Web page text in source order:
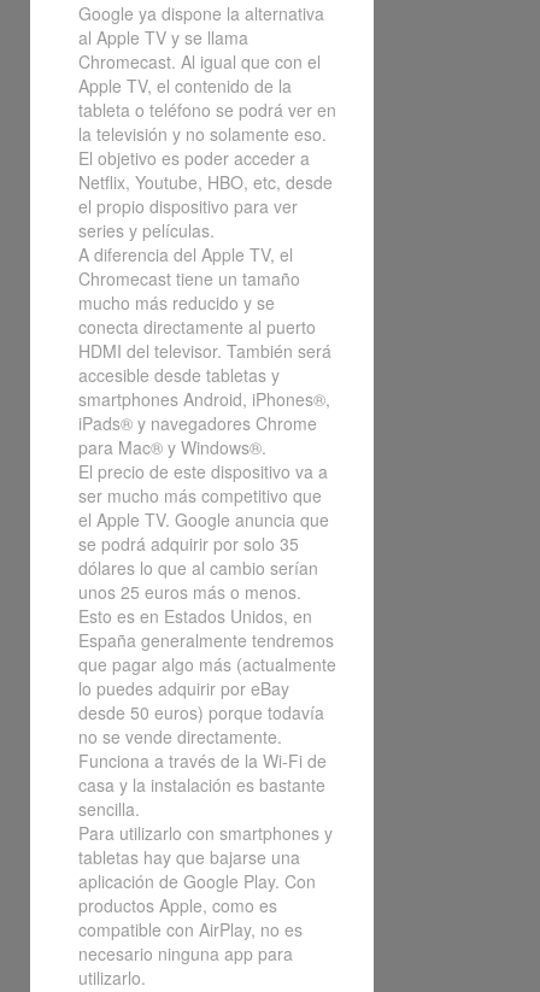
Google ya dispone la alternativa
al Apple TV y se llama
Chromecast. Al igual que con el
Apple TV, el contenido de la
tableta o teléfono se podrá ver en
la televisión y no solamente eso.
El objetivo es poder acceder a
Netflix, Youtube, HBO, etc, desde
el propio dispositivo para ver
series y películas.
A diferencia del Apple TV, el
Chromecast tiene un tamaño
mucho más reducido y se
conecta directamente al puerto
HDMI del televisor. También será
accesible desde tabletas y
smartphones Android, iPhones®,
iPads® y navegadores Chrome
para Mac® y Windows®.
El precio de este dispositivo va a
ser mucho más competitivo que
el Apple TV. Google anuncia que
se podrá adquirir por solo 35
dólares lo que al cambio serían
unos 25 euros más o menos.
Esto es en Estados Unidos, en
España generalmente tendremos
que pagar algo más (actualmente
lo puedes adquirir por eBay
desde 50 euros) porque todavía
no se vende directamente.
Funciona a través de la Wi-Fi de
casa y la instalación es bastante
sencilla.
Para utilizarlo con smartphones y
tabletas hay que bajarse una
aplicación de Google Play. Con
productos Apple, como es
compatible con AirPlay, no es
necesario ninguna app para
utilizarlo.